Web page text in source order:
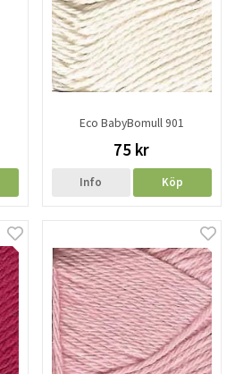
Eco BabyBomull 901
75 kr
Info Köp